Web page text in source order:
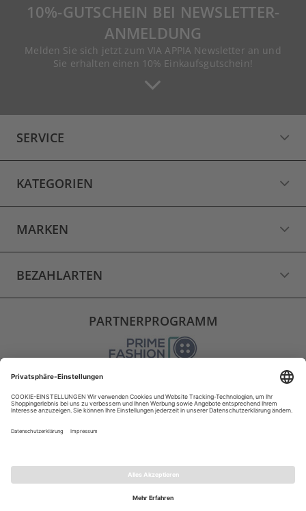
10%-GUTSCHEIN BEI NEWSLETTER-
ANMELDUNG
Melden Sie sich jetzt zum VIA APPIA Newsletter an und
Sie erhalten einen 10% Einkaufsgutschein!
SERVICE
KATEGORIEN
MARKEN
BEZAHLARTEN
PARTNERPROGRAMM
VERSAND
WIDERRUF